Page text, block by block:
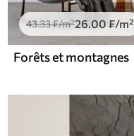
43.33₣/m²26 .00 ₣/m²
Forêts et montagnes